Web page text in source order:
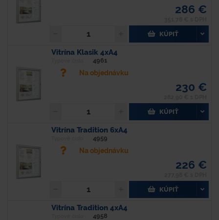
286 €
KÚPIŤ
Vitrína Klasik 4xA4
4961
Na objednávku
230 €
KÚPIŤ
Vitrína Tradition 6xA4
4959
Na objednávku
226 €
KÚPIŤ
Vitrína Tradition 4xA4
4958